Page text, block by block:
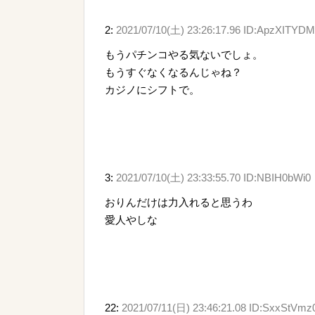
2: 2021/07/10(土) 23:26:17.96 ID:ApzXITYDM
もうパチンコやる気ないでしょ。
もうすぐなくなるんじゃね？
カジノにシフトで。
3: 2021/07/10(土) 23:33:55.70 ID:NBIH0bWi0
おりんだけは力入れると思うわ
愛人やしな
22: 2021/07/11(日) 23:46:21.08